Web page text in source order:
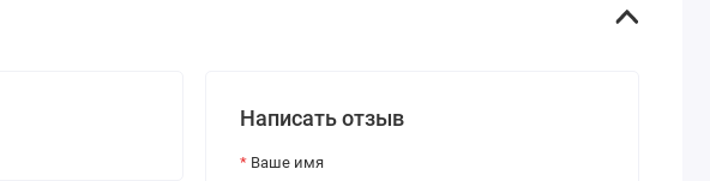
Написать отзыв
Ваше имя